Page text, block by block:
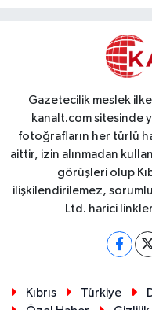
Gazetecilik meslek
kanalt.com sitesinde
fotoğrafların her türlü
aittir, izin alınmadan
görüşleri olup
ilişkilendirilemez, sorumlu
Ltd. harici
Kıbrıs Türkiye